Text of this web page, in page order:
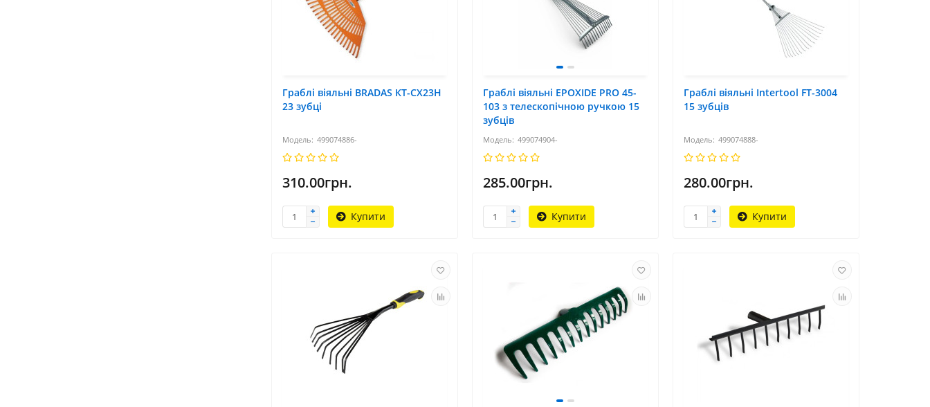
Граблі віяльні BRADAS КТ-CX23Н
23 зубці
499074886-
310.00грн.
Купити
Граблі віяльні EPOXIDE PRO 45-
103 з телескопічною ручкою 15
зубців
499074904-
285.00грн.
Купити
Граблі віяльні Intertool FT-3004
15 зубців
499074888-
280.00грн.
Купити